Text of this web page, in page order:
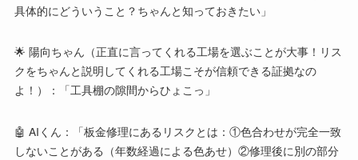
具体的にどういうこと？ちゃんと知っておきたい」
🌟 陽向ちゃん（正直に言ってくれる工場を選ぶことが大事！リス
クをちゃんと説明してくれる工場こそが信頼できる証拠なの
よ！）：「工具棚の隙間からひょこっ」
🤖 AIくん：「板金修理にあるリスクとは：①色合わせが完全一致
しないことがある（年数経過による色あせ）②修理後に別の部分